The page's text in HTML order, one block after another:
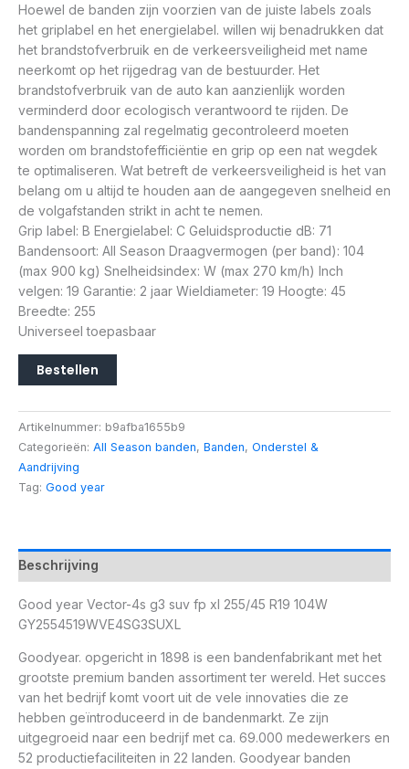
Hoewel de banden zijn voorzien van de juiste labels zoals
het griplabel en het energielabel. willen wij benadrukken dat
het brandstofverbruik en de verkeersveiligheid met name
neerkomt op het rijgedrag van de bestuurder. Het
brandstofverbruik van de auto kan aanzienlijk worden
verminderd door ecologisch verantwoord te rijden. De
bandenspanning zal regelmatig gecontroleerd moeten
worden om brandstofefficiëntie en grip op een nat wegdek
te optimaliseren. Wat betreft de verkeersveiligheid is het van
belang om u altijd te houden aan de aangegeven snelheid en
de volgafstanden strikt in acht te nemen.
Grip label: B Energielabel: C Geluidsproductie dB: 71
Bandensoort: All Season Draagvermogen (per band): 104
(max 900 kg) Snelheidsindex: W (max 270 km/h) Inch
velgen: 19 Garantie: 2 jaar Wieldiameter: 19 Hoogte: 45
Breedte: 255
Universeel toepasbaar
Bestellen
Artikelnummer: b9afba1655b9
Categorieën: All Season banden, Banden, Onderstel &
Aandrijving
Tag: Good year
Beschrijving
Good year Vector-4s g3 suv fp xl 255/45 R19 104W
GY2554519WVE4SG3SUXL
Goodyear. opgericht in 1898 is een bandenfabrikant met het
grootste premium banden assortiment ter wereld. Het succes
van het bedrijf komt voort uit de vele innovaties die ze
hebben geïntroduceerd in de bandenmarkt. Ze zijn
uitgegroeid naar een bedrijf met ca. 69.000 medewerkers en
52 productiefaciliteiten in 22 landen. Goodyear banden